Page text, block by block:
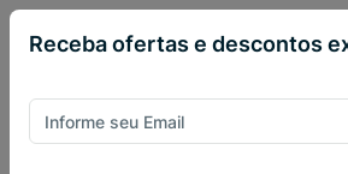
Receba ofertas e descontos